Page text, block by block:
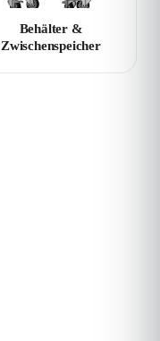
Behälter &
Zwischenspeicher